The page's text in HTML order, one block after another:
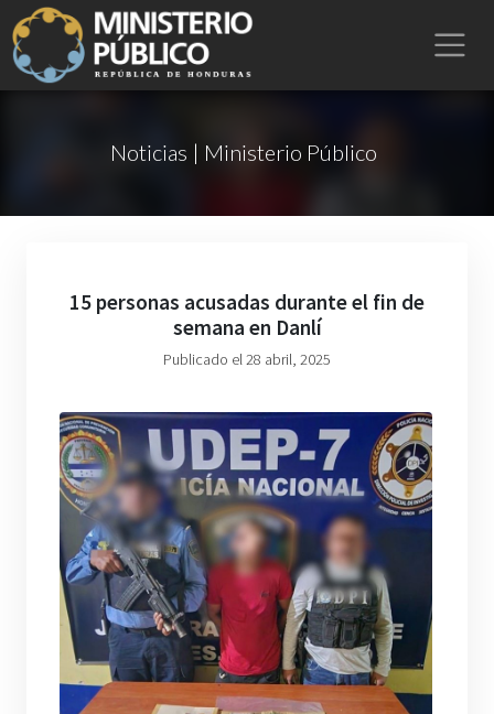
Noticias | Ministerio Público
15 personas acusadas durante el fin de
semana en Danlí
Publicado el 28 abril, 2025